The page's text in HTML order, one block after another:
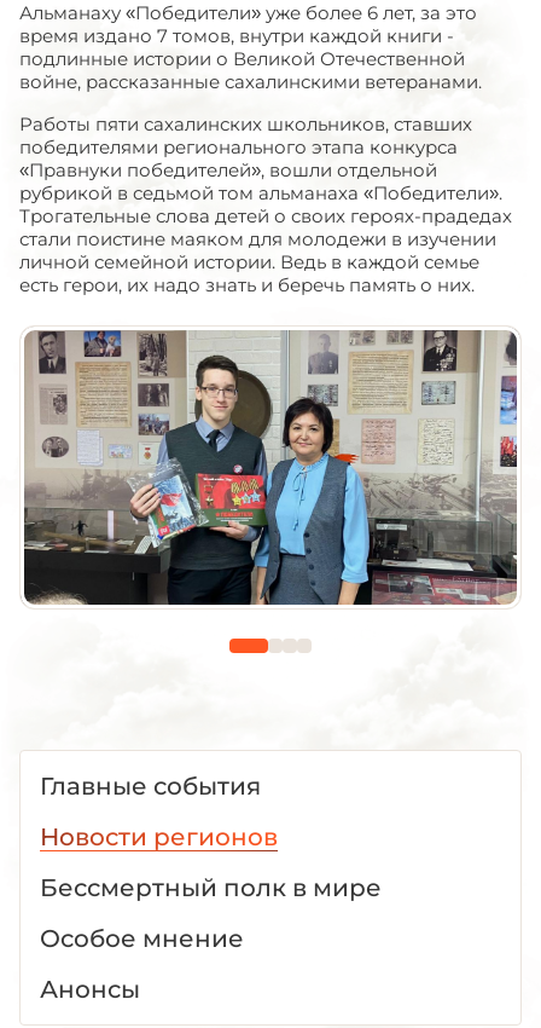
Альманаху «Победители» уже более 6 лет, за это
время издано 7 томов, внутри каждой книги -
подлинные истории о Великой Отечественной
войне, рассказанные сахалинскими ветеранами.
Работы пяти сахалинских школьников, ставших
победителями регионального этапа конкурса
«Правнуки победителей», вошли отдельной
рубрикой в седьмой том альманаха «Победители».
Трогательные слова детей о своих героях-прадедах
стали поистине маяком для молодежи в изучении
личной семейной истории. Ведь в каждой семье
есть герои, их надо знать и беречь память о них.
Главные события
Новости регионов
Бессмертный полк в мире
Особое мнение
Анонсы